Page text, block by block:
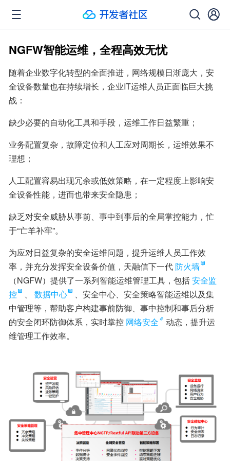
NGFW智能运维，全程高效无忧
随着企业数字化转型的全面推进，网络规模日渐庞大，安
全设备数量也在持续增长，企业IT运维人员正面临巨大挑
战：
缺少必要的自动化工具和手段，运维工作日益繁重；
业务配置复杂，故障定位和人工应对周期长，运维效果不
理想；
人工配置容易出现冗余或低效策略，在一定程度上影响安
全设备性能，进而也带来安全隐患；
缺乏对安全威胁从事前、事中到事后的全局掌控能力，忙
于“亡羊补牢”。
为应对日益复杂的安全运维问题，提升运维人员工作效
率，并充分发挥安全设备价值，天融信下一代 防火墙
（NGFW）提供了一系列智能运维管理工具，包括安全监
控
、 数据中心
、安全中心、安全策略智能运维以及集
中管理等，帮助客户构建事前防御、事中控制和事后分析
的安全闭环防御体系，实时掌控 网络安全
动态，提升运
维管理工作效率。